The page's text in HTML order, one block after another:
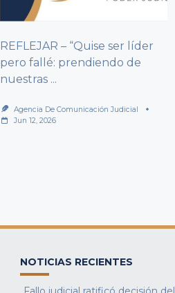
REFLEJAR – “Quise ser líder
pero fallé: prendiendo de
nuestras ...
Agencia De Comunicación Judicial
Jun 12, 2026
NOTICIAS RECIENTES